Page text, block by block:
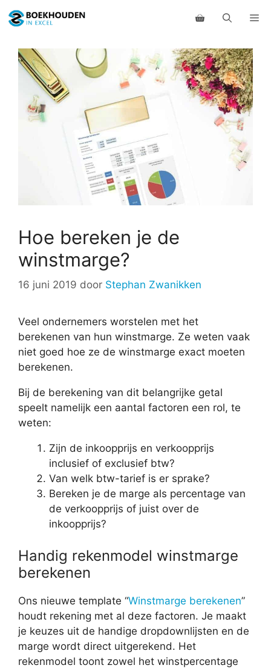
naar
inhoud
Hoe bereken je de
winstmarge?
16 juni 2019 door Stephan Zwanikken
Veel ondernemers worstelen met het
berekenen van hun winstmarge. Ze weten vaak
niet goed hoe ze de winstmarge exact moeten
berekenen.
Bij de berekening van dit belangrijke getal
speelt namelijk een aantal factoren een rol, te
weten:
Zijn de inkoopprijs en verkoopprijs
inclusief of exclusief btw?
Van welk btw-tarief is er sprake?
Bereken je de marge als percentage van
de verkoopprijs of juist over de
inkoopprijs?
Handig rekenmodel winstmarge
berekenen
Ons nieuwe template “Winstmarge berekenen”
houdt rekening met al deze factoren. Je maakt
je keuzes uit de handige dropdownlijsten en de
marge wordt direct uitgerekend. Het
rekenmodel toont zowel het winstpercentage